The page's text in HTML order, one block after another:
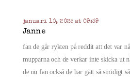
januari 10, 2025 at 09:39
Janne
fan de går rykten på reddit att det var
mupparna och de verkar inte skicka ut
de nu fan också de har gått så smidigt